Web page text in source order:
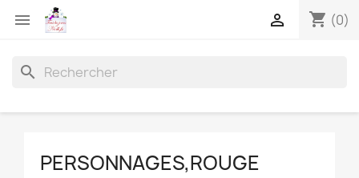
 shopping_cart (0)

search
PERSONNAGES,ROUGE